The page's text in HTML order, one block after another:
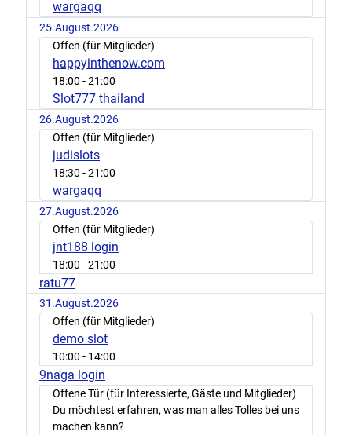
wargaqq
25.August.2026
Offen (für Mitglieder)
happyinthenow.com
18:00 - 21:00
Slot777 thailand
26.August.2026
Offen (für Mitglieder)
judislots
18:30 - 21:00
wargaqq
27.August.2026
Offen (für Mitglieder)
jnt188 login
18:00 - 21:00
ratu77
31.August.2026
Offen (für Mitglieder)
demo slot
10:00 - 14:00
9naga login
Offene Tür (für Interessierte, Gäste und Mitglieder)
Du möchtest erfahren, was man alles Tolles bei uns
machen kann?